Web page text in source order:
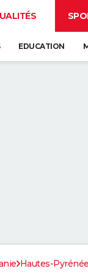
EDUCATION
Hautes-